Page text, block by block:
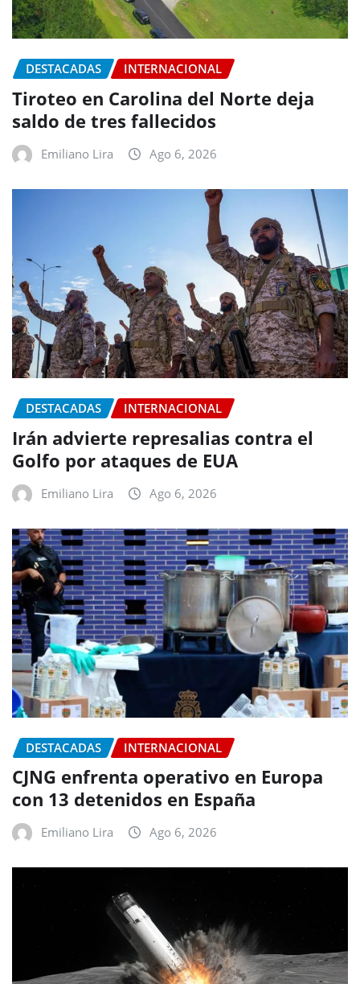
DESTACADAS INTERNACIONAL
Tiroteo en Carolina del Norte deja
saldo de tres fallecidos
Emiliano Lira Ago 6, 2026
DESTACADAS INTERNACIONAL
Irán advierte represalias contra el
Golfo por ataques de EUA
Emiliano Lira Ago 6, 2026
DESTACADAS INTERNACIONAL
CJNG enfrenta operativo en Europa
con 13 detenidos en España
Emiliano Lira Ago 6, 2026